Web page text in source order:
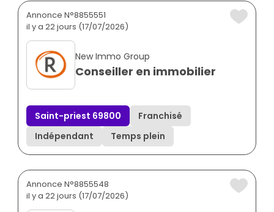
Annonce N°8855551
il y a 22 jours (17/07/2026)
New Immo Group
Conseiller en immobilier
Saint-priest 69800
Franchisé
Indépendant
Temps plein
Annonce N°8855548
il y a 22 jours (17/07/2026)